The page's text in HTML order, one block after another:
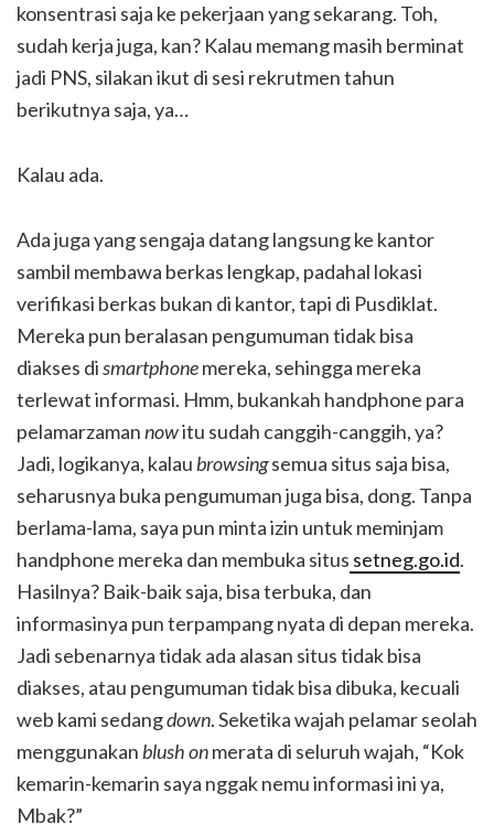
konsentrasi saja ke pekerjaan yang sekarang. Toh,
sudah kerja juga, kan? Kalau memang masih berminat
jadi PNS, silakan ikut di sesi rekrutmen tahun
berikutnya saja, ya…
Kalau ada.
Ada juga yang sengaja datang langsung ke kantor
sambil membawa berkas lengkap, padahal lokasi
verifikasi berkas bukan di kantor, tapi di Pusdiklat.
Mereka pun beralasan pengumuman tidak bisa
diakses dismartphonemereka, sehingga mereka
terlewat informasi. Hmm, bukankah handphone para
pelamarzamannowitu sudah canggih-canggih, ya?
Jadi, logikanya, kalau browsingsemua situs saja bisa,
seharusnya buka pengumuman juga bisa, dong. Tanpa
berlama-lama, saya pun minta izin untuk meminjam
handphone mereka dan membuka situs setneg.go.id.
Hasilnya? Baik-baik saja, bisa terbuka, dan
informasinya pun terpampang nyata di depan mereka.
Jadi sebenarnya tidak ada alasan situs tidak bisa
diakses, atau pengumuman tidak bisa dibuka, kecuali
web kami sedangdown. Seketika wajah pelamar seolah
menggunakan blush onmerata di seluruh wajah, “Kok
kemarin-kemarin saya nggak nemu informasi ini ya,
Mbak?”